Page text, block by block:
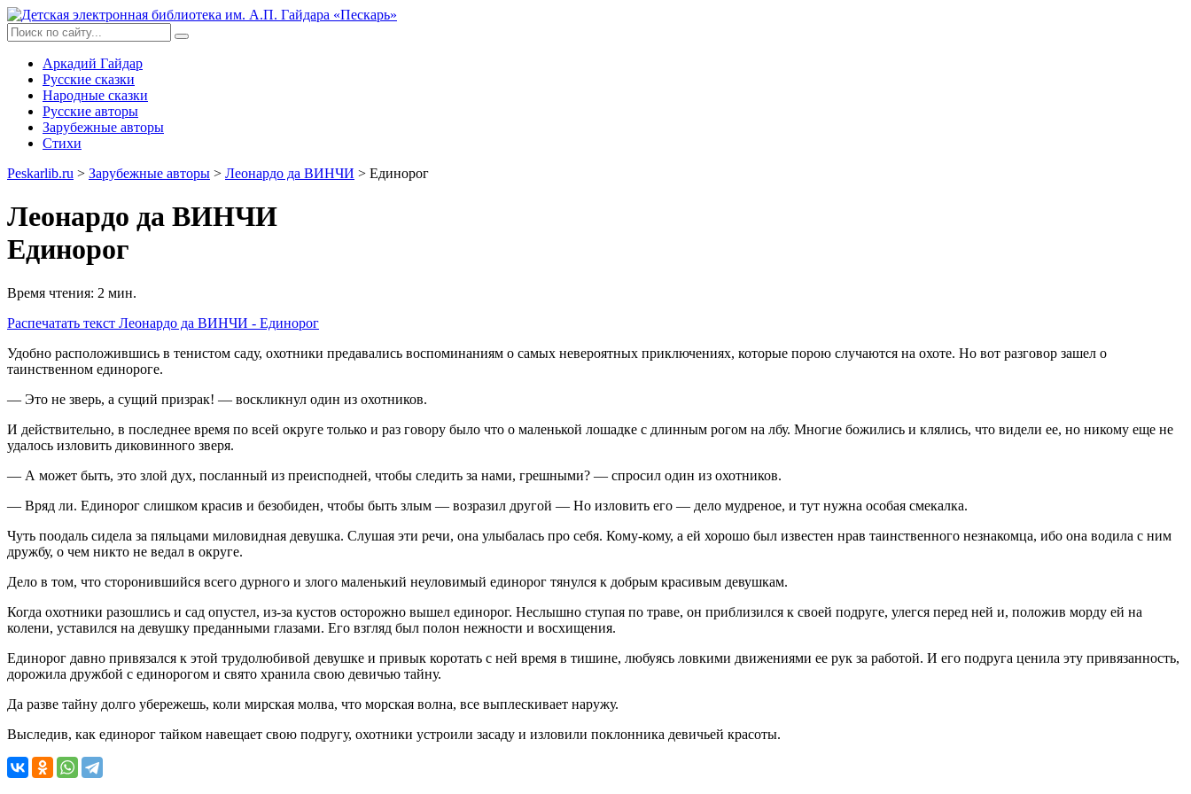
Аркадий Гайдар
Русские сказки
Народные сказки
Русские авторы
Зарубежные авторы
Стихи
Peskarlib.ru > Зарубежные авторы > Леонардо да ВИНЧИ > Единорог
Леонардо да ВИНЧИ
Единорог
Время чтения: 2 мин.
Распечатать текст Леонардо да ВИНЧИ - Единорог
Удобно расположившись в тенистом саду, охотники предавались воспоминаниям о самых невероятных приключениях, которые порою случаются на охоте. Но вот разговор зашел о
таинственном единороге.
— Это не зверь, а сущий призрак! — воскликнул один из охотников.
И действительно, в последнее время по всей округе только и раз говору было что о маленькой лошадке с длинным рогом на лбу. Многие божились и клялись, что видели ее, но никому еще не
удалось изловить диковинного зверя.
— А может быть, это злой дух, посланный из преисподней, чтобы следить за нами, грешными? — спросил один из охотников.
— Вряд ли. Единорог слишком красив и безобиден, чтобы быть злым — возразил другой — Но изловить его — дело мудреное, и тут нужна особая смекалка.
Чуть поодаль сидела за пяльцами миловидная девушка. Слушая эти речи, она улыбалась про себя. Кому-кому, а ей хорошо был известен нрав таинственного незнакомца, ибо она водила с ним
дружбу, о чем никто не ведал в округе.
Дело в том, что сторонившийся всего дурного и злого маленький неуловимый единорог тянулся к добрым красивым девушкам.
Когда охотники разошлись и сад опустел, из-за кустов осторожно вышел единорог. Неслышно ступая по траве, он приблизился к своей подруге, улегся перед ней и, положив морду ей на
колени, уставился на девушку преданными глазами. Его взгляд был полон нежности и восхищения.
Единорог давно привязался к этой трудолюбивой девушке и привык коротать с ней время в тишине, любуясь ловкими движениями ее рук за работой. И его подруга ценила эту привязанность,
дорожила дружбой с единорогом и свято хранила свою девичью тайну.
Да разве тайну долго убережешь, коли мирская молва, что морская волна, все выплескивает наружу.
Выследив, как единорог тайком навещает свою подругу, охотники устроили засаду и изловили поклонника девичьей красоты.